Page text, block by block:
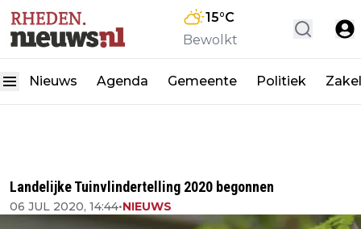
15°C
Bewolkt
Nieuws Agenda Gemeente Politiek
Landelijke Tuinvlindertelling 2020 begonnen
06 JUL 2020, 14:44•NIEUWS